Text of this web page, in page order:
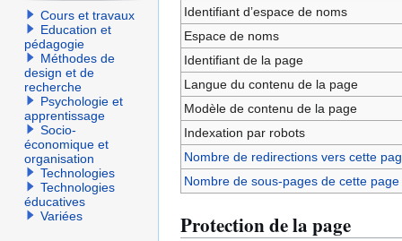
Identifiant dʼespace de noms
Espace de noms
Identifiant de la page
Langue du contenu de la page
Modèle de contenu de la page
Indexation par robots
Nombre de redirections vers cette
Nombre de sous-pages de cette page
Protection de la page
Cours et travaux
Education et
pédagogie
Méthodes de
design et de
recherche
Psychologie et
apprentissage
Socio-
économique et
organisation
Technologies
Technologies
éducatives
Variées